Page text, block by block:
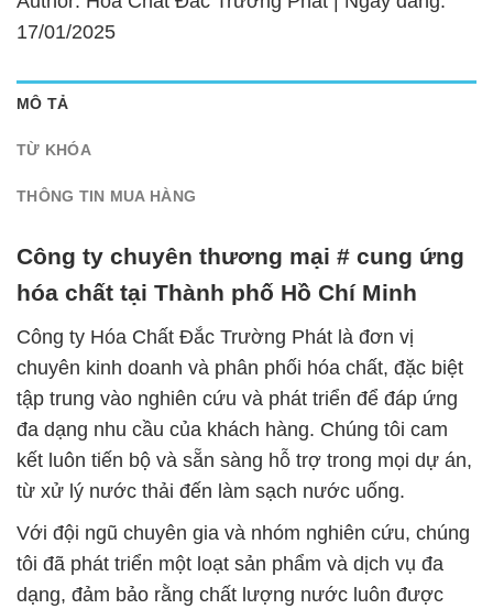
17/01/2025
MÔ TẢ
TỪ KHÓA
THÔNG TIN MUA HÀNG
Công ty chuyên thương mại # cung ứng
hóa chất tại Thành phố Hồ Chí Minh
Công ty Hóa Chất Đắc Trường Phát là đơn vị
chuyên kinh doanh và phân phối hóa chất, đặc biệt
tập trung vào nghiên cứu và phát triển để đáp ứng
đa dạng nhu cầu của khách hàng. Chúng tôi cam
kết luôn tiến bộ và sẵn sàng hỗ trợ trong mọi dự án,
từ xử lý nước thải đến làm sạch nước uống.
Với đội ngũ chuyên gia và nhóm nghiên cứu, chúng
tôi đã phát triển một loạt sản phẩm và dịch vụ đa
dạng, đảm bảo rằng chất lượng nước luôn được